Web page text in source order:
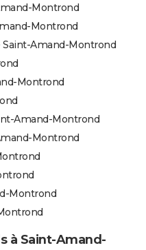
Montrond
Montrond
Amand-Montrond
Montrond
Amand-Montrond
Montrond
Montrond
à Saint-Amand-